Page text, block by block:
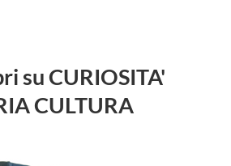
su CURIOSITA'
CULTURA